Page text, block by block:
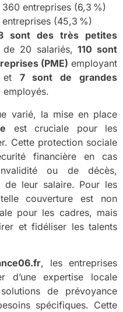
360 entreprises (6,3 %)
(45,3 %)
sont des très petites
de 20 salariés,110 sont
(PME) employant
et 7 sont de grandes
varié, la mise en place
est cruciale pour les
Cette protection sociale
financière en cas
ou de décès,
de leur salaire. Pour les
couverture est non
pour les cadres, mais
et fidéliser les talents
, les entreprises
d’une expertise locale
de prévoyance
spécifiques. Cette